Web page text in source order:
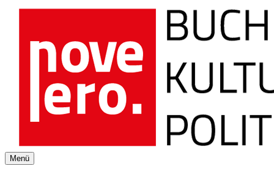
Buch Kultur Politik
Menü